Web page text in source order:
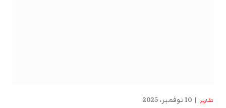
تقارير 10 نوفمبر، 2025